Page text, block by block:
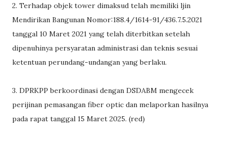
2. Terhadap objek tower dimaksud telah memiliki ljin
Mendirikan Bangunan Nomor:188.4/1614-91/436.7.5.2021
tanggal 10 Maret 2021 yang telah diterbitkan setelah
dipenuhinya persyaratan administrasi dan teknis sesuai
ketentuan perundang-undangan yang berlaku.
3. DPRKPP berkoordinasi dengan DSDABM mengecek
perijinan pemasangan fiber optic dan melaporkan hasilnya
pada rapat tanggal 15 Maret 2025. (red)